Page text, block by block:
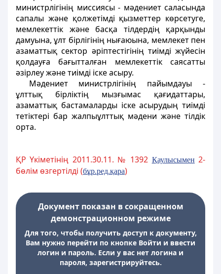
министрлігінің миссиясы - мәдениет саласында
сапалы және қолжетімді қызметтер көрсетуге,
мемлекеттік және басқа тілдердің қарқынды
дамуына, ұлт бірлігінің нығаюына, мемлекет пен
азаматтық сектор әріптестігінің тиімді жүйесін
қолдауға бағытталған мемлекеттік саясатты
әзірлеу және тиімді іске асыру.
Мәдениет министрлігінің пайымдауы -
ұлттық бірліктің мызғымас қағидаттары,
азаматтық бастамаларды іске асырудың тиімді
тетіктері бар жалпыұлттық мәдени және тілдік
орта.
ҚР Үкіметінің 2011.30.11. № 1392 Қаулысымен 2-
бөлім өзгертілді (бұр.ред.қара)
Документ показан в сокращенном
демонстрационном режиме
Для того, чтобы получить доступ к документу,
Вам нужно перейти по кнопке Войти и ввести
логин и пароль. Если у вас нет логина и
пароля, зарегистрируйтесь.